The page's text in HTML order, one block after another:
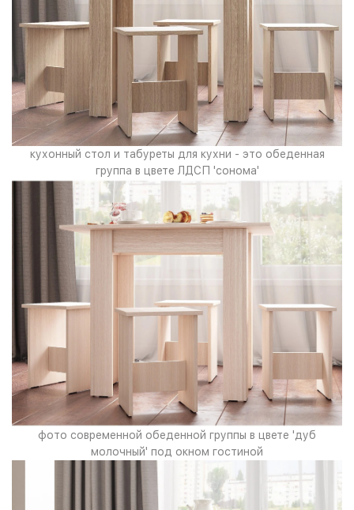
кухонный стол и табуреты для кухни - это обеденная
группа в цвете ЛДСП 'сонома'
фото современной обеденной группы в цвете 'дуб
молочный' под окном гостиной